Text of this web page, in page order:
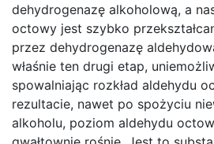
dehydrogenazę alkoholową, a
octowy jest szybko
przez dehydrogenazę
właśnie ten drugi etap,
spowalniając rozkład aldehydu
rezultacie, nawet po spożyciu
alkoholu, poziom aldehydu